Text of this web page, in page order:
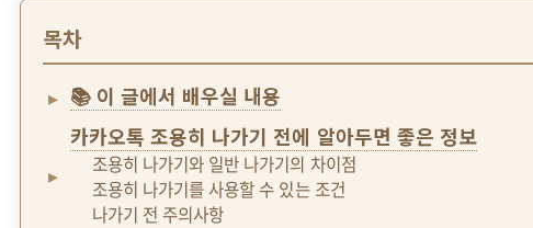
목차
📚 이 글에서 배우실 내용
카카오톡 조용히 나가기 전에 알아두면 좋은 정보
조용히 나가기와 일반 나가기의 차이점
조용히 나가기를 사용할 수 있는 조건
나가기 전 주의사항